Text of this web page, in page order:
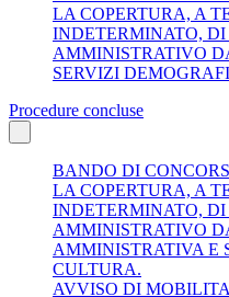
LA COPERTURA, A
INDETERMINATO, DI
AMMINISTRATIVO
SERVIZI
Procedure concluse
BANDO DI
LA COPERTURA, A
INDETERMINATO,
AMMINISTRATIVO
AMMINISTRATIVA E
CULTURA.
AVVISO DI